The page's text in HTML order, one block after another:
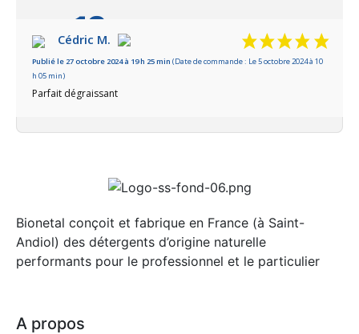
10/10
Basé sur 1 avis
Cédric M.
Publié le 27 octobre 2024 à 19 h 25 min (Date de commande : Le 5 octobre 2024 à 10
h 05 min)
Parfait dégraissant
Bionetal conçoit et fabrique en France (à Saint-
Andiol) des détergents d’origine naturelle
performants pour le professionnel et le particulier
A propos